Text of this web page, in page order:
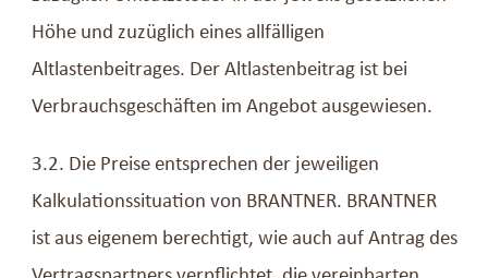
Höhe und zuzüglich eines allfälligen
Altlastenbeitrages. Der Altlastenbeitrag ist bei
Verbrauchsgeschäften im Angebot ausgewiesen.
3.2. Die Preise entsprechen der jeweiligen
Kalkulationssituation von BRANTNER. BRANTNER
ist aus eigenem berechtigt, wie auch auf Antrag des